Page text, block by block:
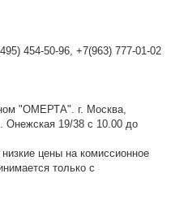
454-50-96, +7(963) 777-01-02
"ОМЕРТА". г. Москва,
Онежская 19/38 с 10.00 до
цены на комиссионное
только с